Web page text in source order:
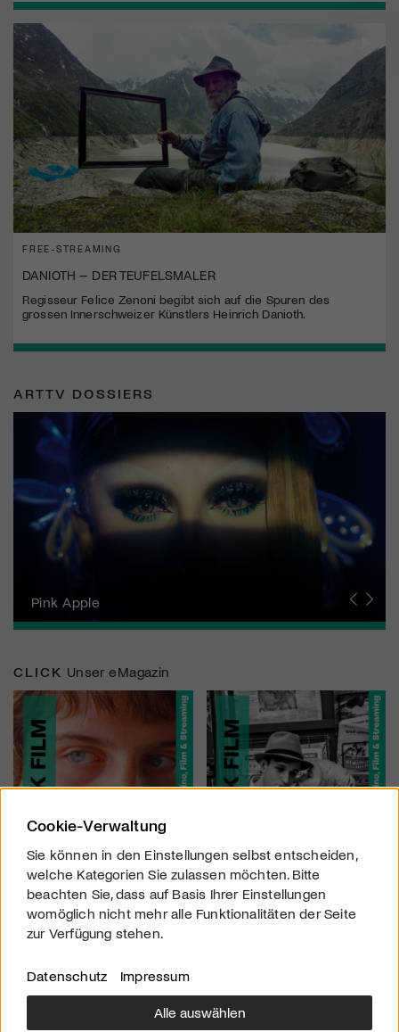
FREE-STREAMING
DANIOTH – DER TEUFELSMALER
Regisseur Felice Zenoni begibt sich auf die Spuren des
grossen Innerschweizer Künstlers Heinrich Danioth.
ARTTV DOSSIERS
Zurich Film Festival
Pink Apple
Locarno Film Festival
Human Rights Film Festival Zurich
Yesh! Neues aus der jüdischen Filmwelt
Neuchâtel International Fantastic Film Festival
Visions du Réel
Berlinale
Solothurner Filmtage
Geneva International Film Festival
CLICK Unser eMagazin
Cookie-Verwaltung
Sie können in den Einstellungen selbst entscheiden,
welche Kategorien Sie zulassen möchten. Bitte
beachten Sie, dass auf Basis Ihrer Einstellungen
womöglich nicht mehr alle Funktionalitäten der Seite
zur Verfügung stehen.
Datenschutz Impressum
Alle auswählen